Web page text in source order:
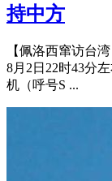
持中方
【佩洛西窜访台
8月2日22时43分
机（呼号S ...